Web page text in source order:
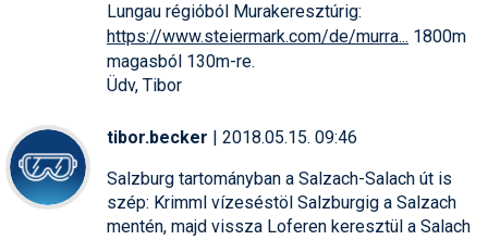
Lungau régióból Murakeresztúrig:
https://www.steiermark.com/de/murra... 1800m
magasból 130m-re.
Üdv, Tibor
tibor.becker | 2018.05.15. 09:46
Salzburg tartományban a Salzach-Salach út is
szép: Krimml vízeséstöl Salzburgig a Salzach
mentén, majd vissza Loferen keresztül a Salach